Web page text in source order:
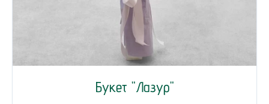
Букет "Лазур"